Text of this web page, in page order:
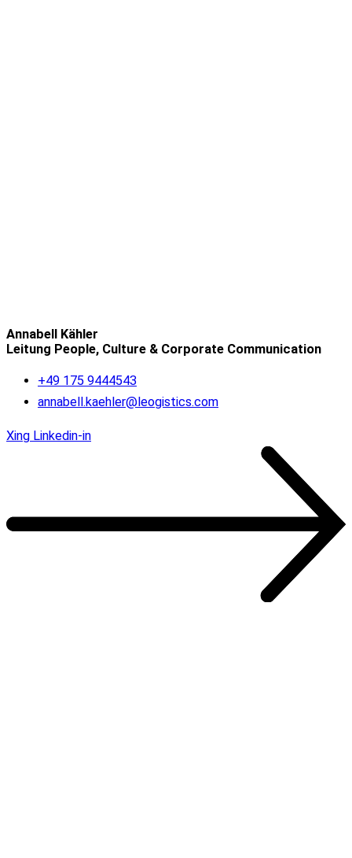
Annabell Kähler
Leitung People, Culture & Corporate Communication
+49 175 9444543
annabell.kaehler@leogistics.com
Xing Linkedin-in